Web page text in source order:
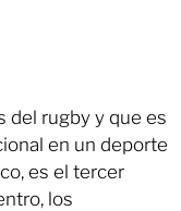
del rugby y que es
en un deporte
es el tercer
los